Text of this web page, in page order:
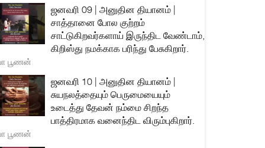
ஜனவரி 09 | அனுதின தியானம் |
சாத்தானை போல குற்றம்
சாட்டுகிறவர்களாய் இருந்திட வேண்டாம்,
கிறிஸ்து நமக்காக பரிந்து பேசுகிறார்.
பூணன்
ஜனவரி 10 | அனுதின தியானம் |
சுயநலத்தையும் பெருமையையும்
உடைத்து தேவன் நம்மை சிறந்த
பாத்திரமாக வனைந்திட விரும்புகிறார்.
பூணன்